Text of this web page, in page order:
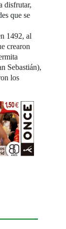
disfrutar,
que se
1492, al
crearon
Sebastián),
los